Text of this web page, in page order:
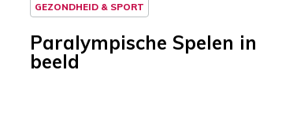
GEZONDHEID & SPORT
Paralympische Spelen in
beeld